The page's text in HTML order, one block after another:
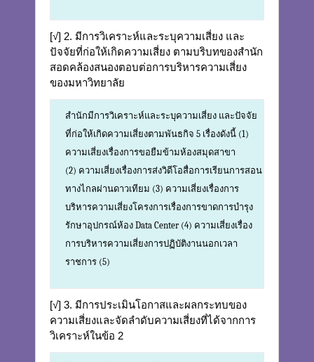
[√] 2. มีการวิเคราะห์และระบุความเสี่ยง และ
ปัจจัยที่ก่อให้เกิดความเสี่ยง ตามบริบทของสำนัก
สอดคล้องสนองตอบต่อการบริหารความเสี่ยง
ของมหาวิทยาลัย
สำนักมีการวิเคราะห์และระบุความเสี่ยง และปัจจัย
ที่ก่อให้เกิดความเสี่ยงตามพันธกิจ 5 เรื่องดังนี้ (1)
ความเสี่ยงเรื่องการขอยืมข้ามห้องสมุดสาขา
(2) ความเสี่ยงเรื่องการส่งวิดีโอสื่อการเรียนการสอน
ทางไกลผ่านดาวเทียม (3) ความเสี่ยงเรื่องการ
บริหารความเสี่ยงโครงการเรื่องการขาดการบำรุง
รักษาอุปกรณ์ห้อง Data Center (4) ความเสี่ยงเรื่อง
การบริหารความเสี่ยงการปฏิบัติงานนอกเวลา
ราชการ (5)
[√] 3. มีการประเมินโอกาสและผลกระทบของ
ความเสี่ยงและจัดลำดับความเสี่ยงที่ได้จากการ
วิเคราะห์ในข้อ 2